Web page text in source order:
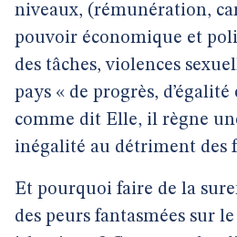
niveaux, (rémunération,
pouvoir économique et
des tâches, violences
pays « de progrès,
comme dit Elle, il règne
inégalité au détriment des
Et pourquoi faire de la
des peurs fantasmées sur